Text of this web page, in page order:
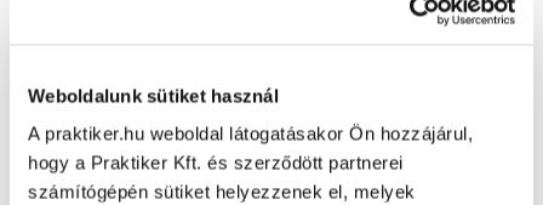
Weboldalunk sütiket használ
A praktiker.hu weboldal látogatásakor Ön hozzájárul,
hogy a Praktiker Kft. és szerződött partnerei
számítógépén sütiket helyezzenek el, melyek
Oldal újratöltése